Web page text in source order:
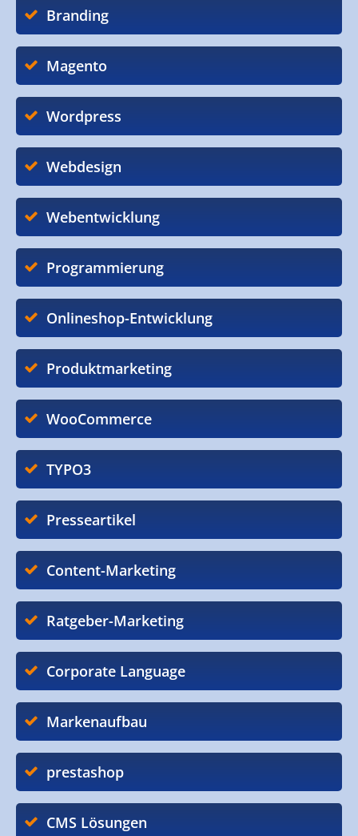
Branding
Magento
Wordpress
Webdesign
Webentwicklung
Programmierung
Onlineshop-Entwicklung
Produktmarketing
WooCommerce
TYPO3
Presseartikel
Content-Marketing
Ratgeber-Marketing
Corporate Language
Markenaufbau
prestashop
CMS Lösungen